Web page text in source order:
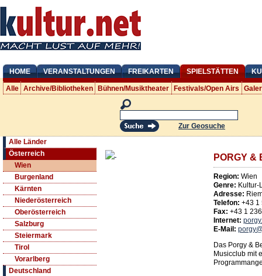
HOME VERANSTALTUNGEN FREIKARTEN SPIELSTÄTTEN
Alle Archive/Bibliotheken Bühnen/Musiktheater Festivals/Open Airs
Zur Geosuche
Alle Länder
Österreich
Wien
Burgenland
Kärnten
Niederösterreich
Oberösterreich
Salzburg
Steiermark
Tirol
Vorarlberg
Deutschland
PORGY &
Region: Wien
Genre: Kultur-
Adresse:
Telefon: +43 1
Fax: +43 1
Internet:
E-Mail:
Das Porgy &
Musicclub mit